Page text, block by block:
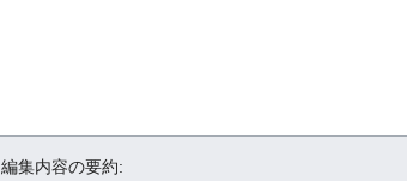
編集内容の要約: